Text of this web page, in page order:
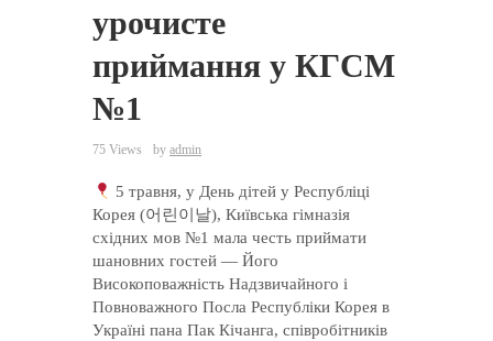
урочисте
приймання у КГСМ
№1
75 Views by admin
5 травня, у День дітей у Республіці
Корея (어린이날), Київська гімназія
східних мов №1 мала честь приймати
шановних гостей — Його
Високоповажність Надзвичайного і
Повноважного Посла Республіки Корея в
Україні пана Пак Кічанга, співробітників